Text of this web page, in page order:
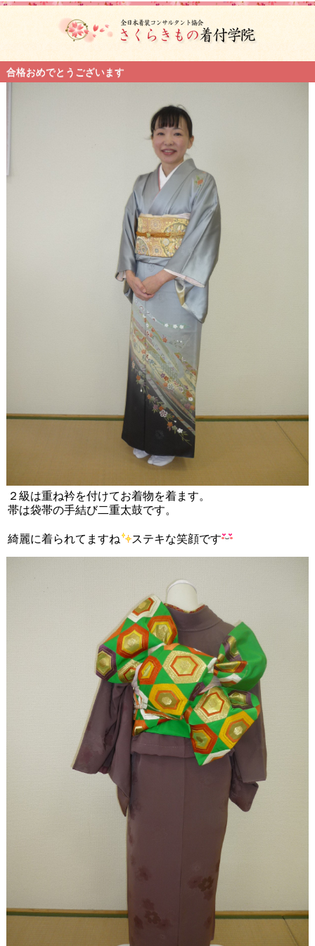
合格おめでとうございます
２級は重ね衿を付けてお着物を着ます。
帯は袋帯の手結び二重太鼓です。
綺麗に着られてますね ステキな笑顔です